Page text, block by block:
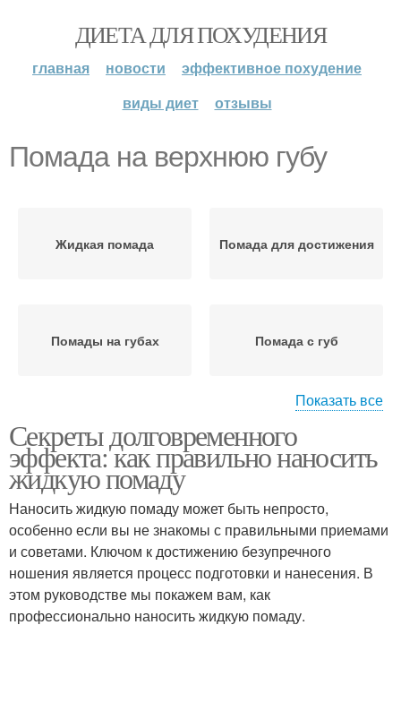
ДИЕТА ДЛЯ ПОХУДЕНИЯ
главная новости
эффективное похудение
виды диет
отзывы
Помада на верхнюю губу
Жидкая помада Помада для достижения
Помады на губах Помада с губ
состоянии
Губы перед нанесением
Помады на нижнюю
губу
Показать все
Секреты долговременного
эффекта: как правильно наносить
жидкую помаду
Наносить жидкую помаду может быть непросто,
особенно если вы не знакомы с правильными приемами
и советами. Ключом к достижению безупречного
ношения является процесс подготовки и нанесения. В
этом руководстве мы покажем вам, как
профессионально наносить жидкую помаду.